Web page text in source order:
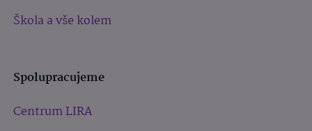
Škola a vše kolem
Spolupracujeme
Centrum LIRA